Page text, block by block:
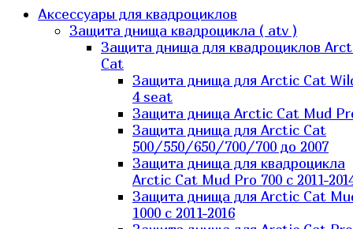
Аксессуары для квадроциклов
Защита днища квадроцикла ( atv )
Защита днища для квадроциклов
Cat
Защита днища для Arctic Cat
4 seat
Защита днища Arctic Cat Mud
Защита днища для Arctic Cat
500/550/650/700/700 до 2007
Защита днища для квадроцикла
Arctic Cat Mud Pro 700 с 2011-
Защита днища для Arctic Cat
1000 c 2011-2016